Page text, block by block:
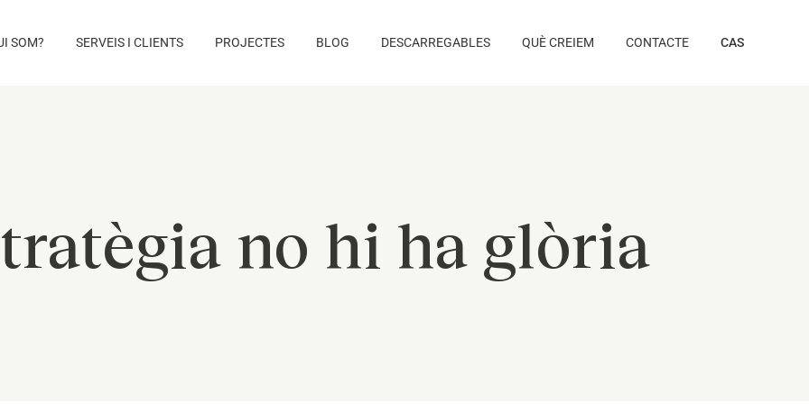
SOM? SERVEIS I CLIENTS PROJECTES BLOG DESCARREGABLES QUÈ CREIEM CONTACTE CAS
no hi ha glòria